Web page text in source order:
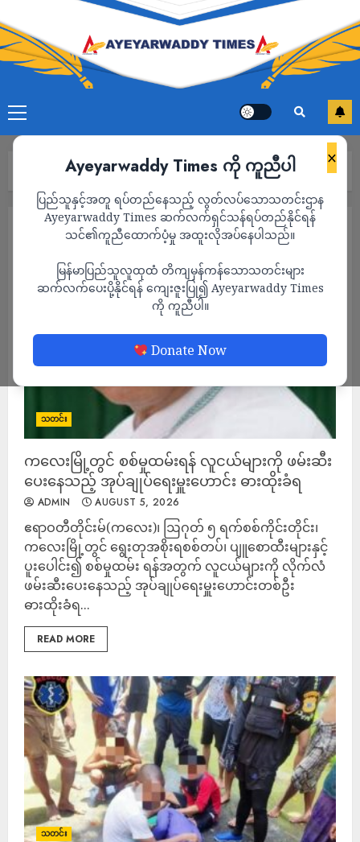
×
Ayeyarwaddy Times ကို ကူညီပါ
ပြည်သူနှင့်အတူ ရပ်တည်နေသည့် လွတ်လပ်သောသတင်းဌာန
Ayeyarwaddy Times ဆက်လက်ရှင်သန်ရပ်တည်နိုင်ရန်
သင်၏ကူညီထောက်ပံ့မှု အထူးလိုအပ်နေပါသည်။
မြန်မာပြည်သူလူထုထံ တိကျမှန်ကန်သောသတင်းများ
ဆက်လက်ပေးပို့နိုင်ရန် ကျေးဇူးပြု၍ Ayeyarwaddy Times
ကို ကူညီပါ။
Donate Now
သတင်း
သတင်း
သတင်း
ကလေးမြို့တွင် စစ်မှုထမ်းရန် လူငယ်များကို ဖမ်းဆီး
ပေးနေသည့် အုပ်ချုပ်ရေးမှူးဟောင်း ဓားထိုးခံရ
ADMIN AUGUST 5, 2026
ဧရာဝတီတိုင်းမ်(ကလေး)၊ ဩဂုတ် ၅ ရက်စစ်ကိုင်းတိုင်း၊
ကလေးမြို့တွင် ရွေးတုအစိုးရစစ်တပ်၊ ပျူစောထီးများနှင့်
ပူးပေါင်း၍ စစ်မှုထမ်း ရန်အတွက် လူငယ်များကို လိုက်လံ
ဖမ်းဆီးပေးနေသည့် အုပ်ချုပ်ရေးမှူးဟောင်းတစ်ဦး
ဓားထိုးခံရ...
READ MORE
သတင်း